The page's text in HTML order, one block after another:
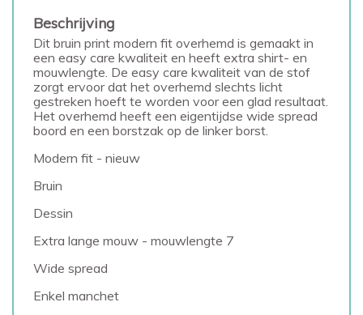
Beschrijving
Dit bruin print modern fit overhemd is gemaakt in
een easy care kwaliteit en heeft extra shirt- en
mouwlengte. De easy care kwaliteit van de stof
zorgt ervoor dat het overhemd slechts licht
gestreken hoeft te worden voor een glad resultaat.
Het overhemd heeft een eigentijdse wide spread
boord en een borstzak op de linker borst.
Modern fit - nieuw
Bruin
Dessin
Extra lange mouw - mouwlengte 7
Wide spread
Enkel manchet